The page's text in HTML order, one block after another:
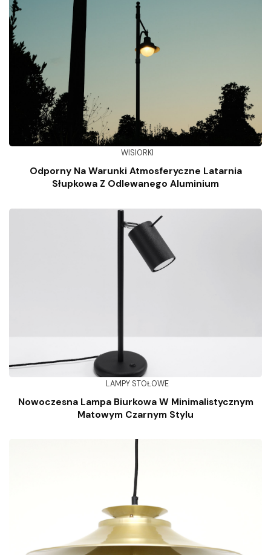
WISIORKI
Odporny Na Warunki Atmosferyczne Latarnia
Słupkowa Z Odlewanego Aluminium
LAMPY STOŁOWE
Nowoczesna Lampa Biurkowa W Minimalistycznym
Matowym Czarnym Stylu